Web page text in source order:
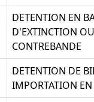
DETENTION EN
D'EXTINCTION
CONTREBANDE
DETENTION DE
IMPORTATION